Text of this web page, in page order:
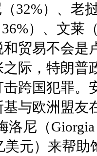
32%）、老
36%）、文莱
贸易不会是
际，特朗普
跨国犯罪。
与欧洲盟友
洛尼（
美元）来帮